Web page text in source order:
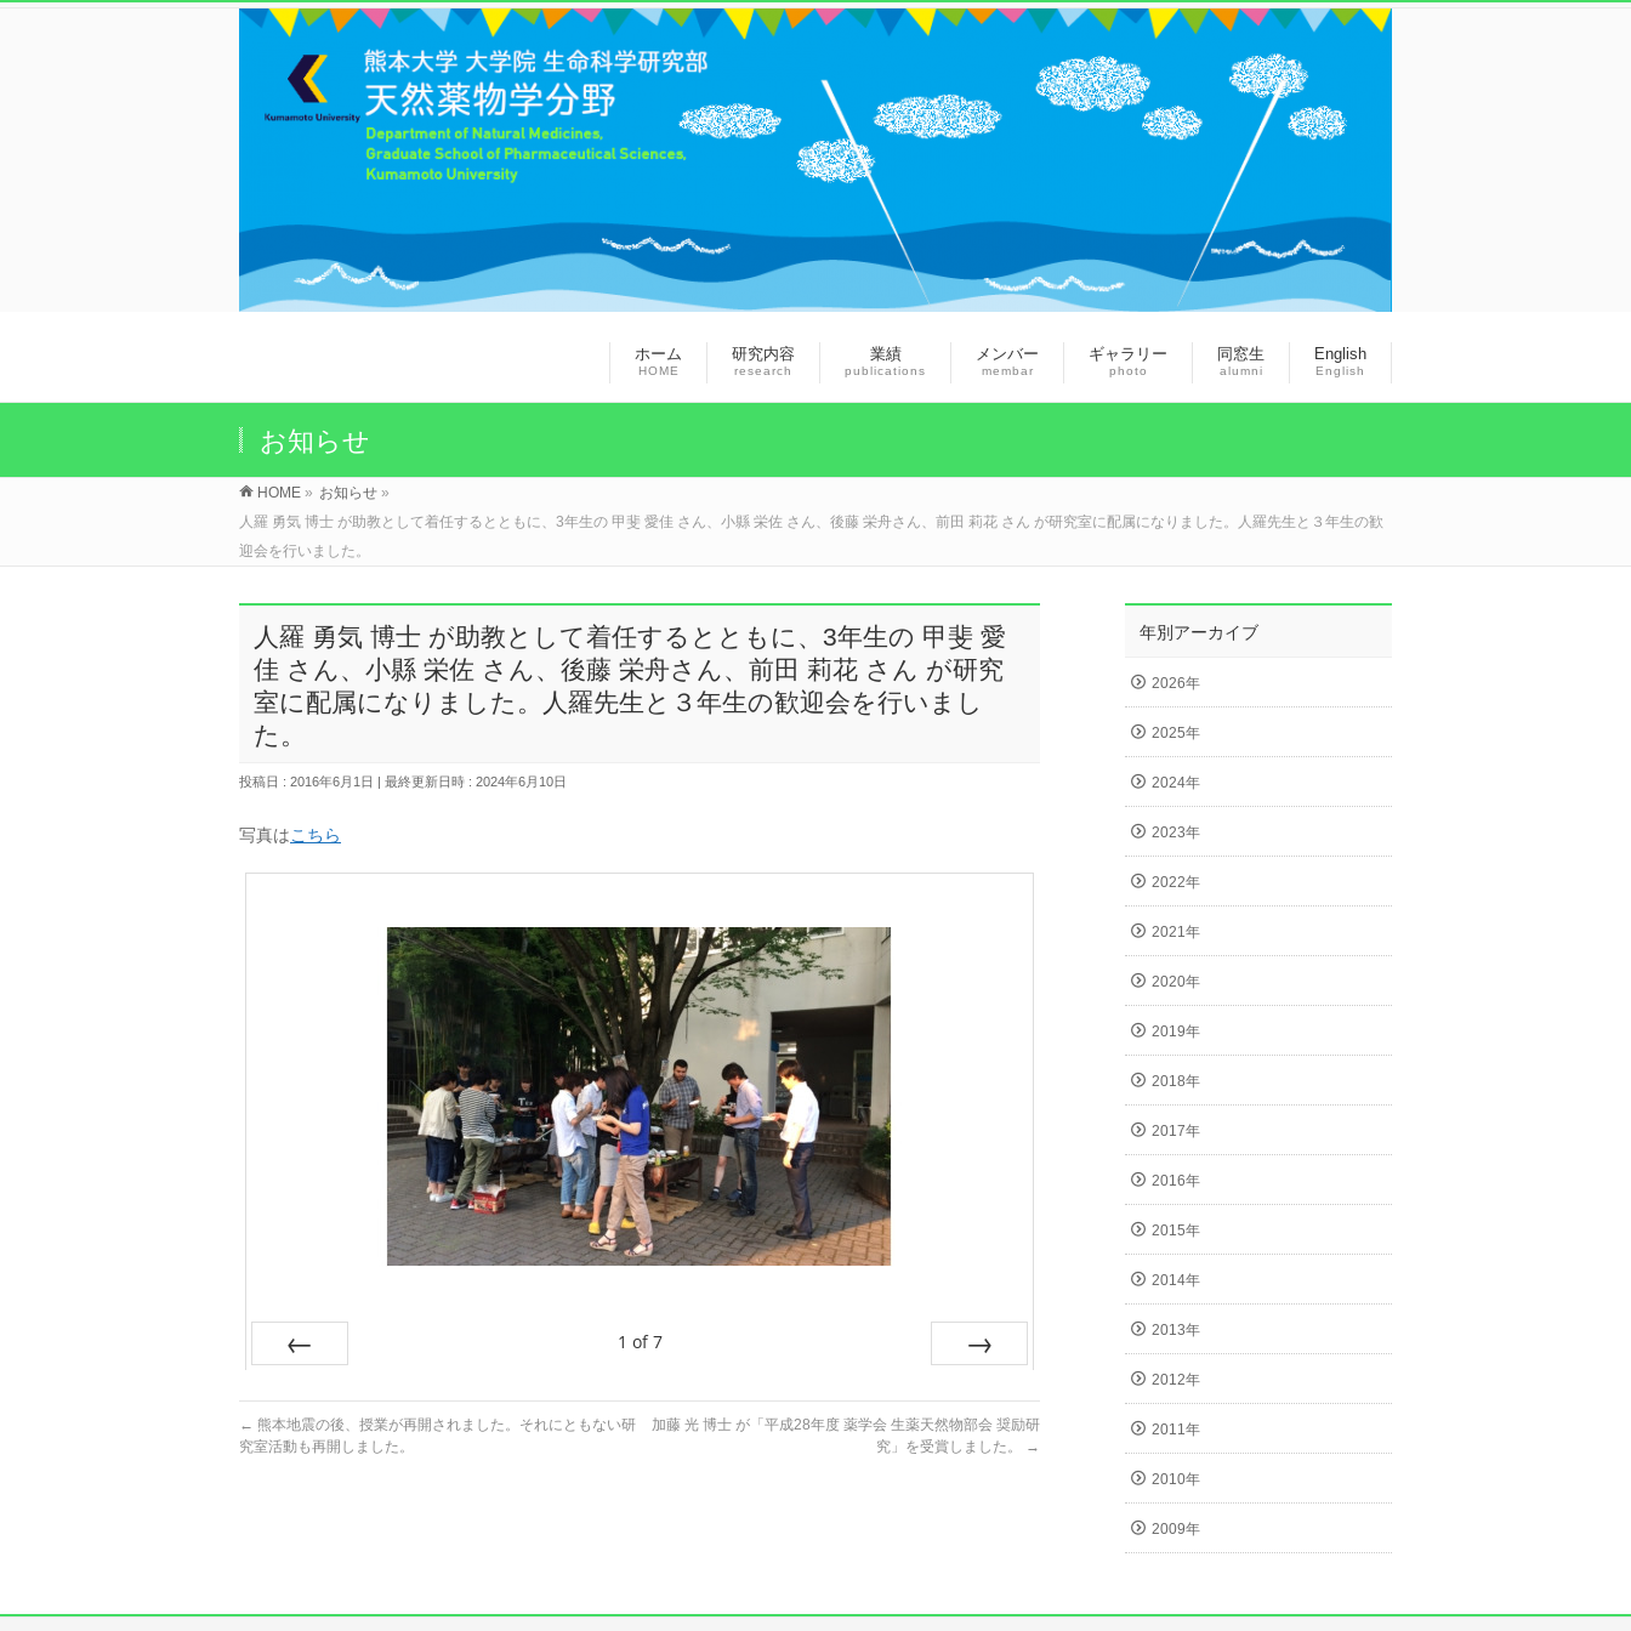
ホーム
HOME
研究内容
research
業績
publications
メンバー
membar
ギャラリー
photo
同窓生
alumni
English
English
お知らせ
HOME » お知らせ »
人羅 勇気 博士 が助教として着任するとともに、3年生の 甲斐 愛佳 さん、小縣 栄佐 さん、後藤 栄舟さん、前田 莉花 さん が研究室に配属になりました。人羅先生と３年生の歓
迎会を行いました。
人羅 勇気 博士 が助教として着任するとともに、3年生の 甲斐 愛
佳 さん、小縣 栄佐 さん、後藤 栄舟さん、前田 莉花 さん が研究
室に配属になりました。人羅先生と３年生の歓迎会を行いまし
た。
投稿日 : 2016年6月1日 最終更新日時 : 2024年6月10日
写真はこちら
1 of 7
← 熊本地震の後、授業が再開されました。それにともない研
究室活動も再開しました。
加藤 光 博士 が「平成28年度 薬学会 生薬天然物部会 奨励研
究」を受賞しました。
→
年別アーカイブ
2026年
2025年
2024年
2023年
2022年
2021年
2020年
2019年
2018年
2017年
2016年
2015年
2014年
2013年
2012年
2011年
2010年
2009年